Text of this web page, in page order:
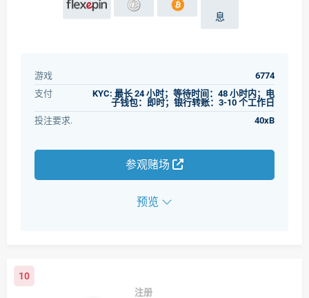
息
游戏
6774
支付
KYC: 最长 24 小时；等待时间：48 小时内；电
子钱包：即时；银行转账：3-10 个工作日
投注要求.
40xB
参观赌场
预览
10
注册